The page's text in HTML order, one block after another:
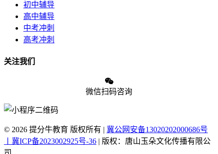
初中辅导
高中辅导
中考冲刺
高考冲刺
关注我们
微信扫码咨询
© 2026 提分牛教育 版权所有 | 冀公网安备13020202000686号
丨冀ICP备2023002925号-36 | 版权：唐山玉朵文化传播有限公